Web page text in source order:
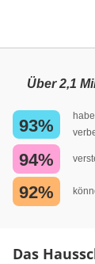
Über 2,1
93%
94%
92%
Das